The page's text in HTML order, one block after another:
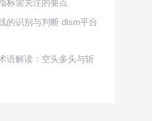
标需关注的要点
的识别与判断 dlsm平台
语解读：空头多头与斩